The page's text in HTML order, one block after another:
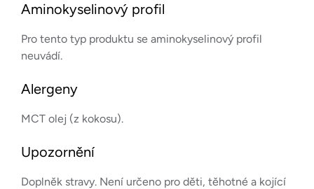
Aminokyselinový profil
Pro tento typ produktu se aminokyselinový profil
neuvádí.
Alergeny
MCT olej (z kokosu).
Upozornění
Doplněk stravy. Není určeno pro děti, těhotné a kojící